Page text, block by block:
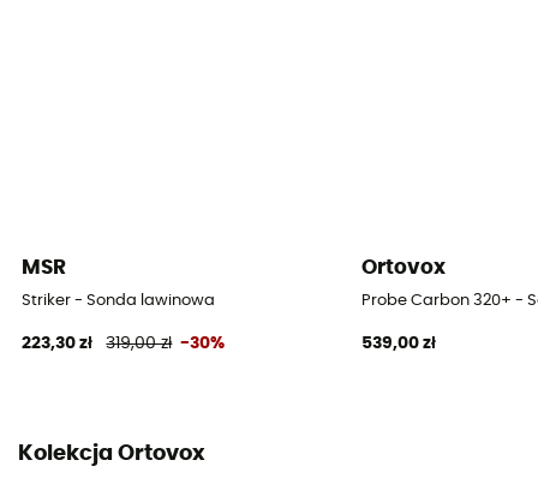
MSR
Striker - Sonda lawinowa
223,30 zł 319,00 zł -30%
Ortovox
Probe Carbon 320+ -
539,00 zł
Kolekcja Ortovox